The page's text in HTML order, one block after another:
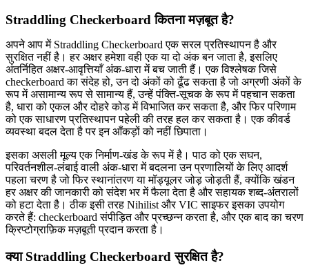
Straddling Checkerboard कितना मज़बूत है?
अपने आप में Straddling Checkerboard एक सरल प्रतिस्थापन है और
सुरक्षित नहीं है। हर अक्षर हमेशा वही एक या दो अंक बन जाता है, इसलिए
अंतर्निहित अक्षर-आवृत्तियाँ अंक-धारा में बच जाती हैं। एक विश्लेषक जिसे
checkerboard का संदेह हो, उन दो अंकों को ढूँढ सकता है जो अग्रणी अंकों के
रूप में असामान्य रूप से सामान्य हैं, उन्हें पंक्ति-सूचक के रूप में पहचान सकता
है, धारा को एकल और दोहरे कोड में विभाजित कर सकता है, और फिर परिणाम
को एक साधारण प्रतिस्थापन पहेली की तरह हल कर सकता है। एक कीवर्ड
व्यवस्था बदल देता है पर इन आँकड़ों को नहीं छिपाता।
इसका असली मूल्य एक निर्माण-खंड के रूप में है। पाठ को एक सघन,
परिवर्तनशील-लंबाई वाली अंक-धारा में बदलना उन प्रणालियों के लिए आदर्श
पहला चरण है जो फिर स्थानांतरण या मॉड्यूलर जोड़ जोड़ती हैं, क्योंकि खंडन
हर अक्षर की जानकारी को संदेश भर में फैला देता है और सहायक शब्द-अंतरालों
को हटा देता है। ठीक इसी तरह Nihilist और VIC साइफर इसका उपयोग
करते हैं: checkerboard संपीड़ित और प्रच्छन्न करता है, और एक बाद का चरण
क्रिप्टोग्राफ़िक मज़बूती प्रदान करता है।
क्या Straddling Checkerboard सुरक्षित है?